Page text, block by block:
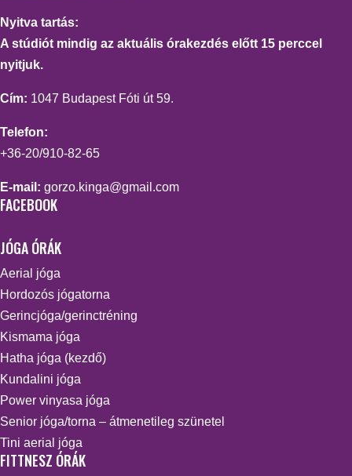
Nyitva tartás:
A stúdiót mindig az aktuális órakezdés előtt 15 perccel
nyitjuk.
Cím: 1047 Budapest Fóti út 59.
Telefon:
+36-20/910-82-65
E-mail: gorzo.kinga@gmail.com
FACEBOOK
JÓGA ÓRÁK
Aerial jóga
Hordozós jógatorna
Gerincjóga/gerinctréning
Kismama jóga
Hatha jóga (kezdő)
Kundalini jóga
Power vinyasa jóga
Senior jóga/torna – átmenetileg szünetel
Tini aerial jóga
FITTNESZ ÓRÁK